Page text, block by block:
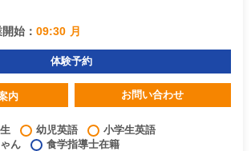
始： 09:30 月
体験予約
内 お問い合わせ
幼児英語
小学生英語
ん
食学指導士在籍